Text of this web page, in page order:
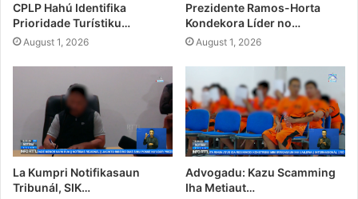
CPLP Hahú Identifika
Prioridade Turístiku…
August 1, 2026
Prezidente Ramos-Horta
Kondekora Líder no…
August 1, 2026
La Kumpri Notifikasaun
Tribunál, SIK…
Advogadu: Kazu Scamming
Iha Metiaut…